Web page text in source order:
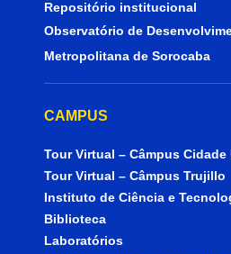
Repositório institucional
Observatório de
Metropolitana de Sorocaba
CAMPUS
Tour Virtual – Câmpus
Tour Virtual – Câmpus Trujillo
Instituto de Ciência e
Biblioteca
Laboratórios